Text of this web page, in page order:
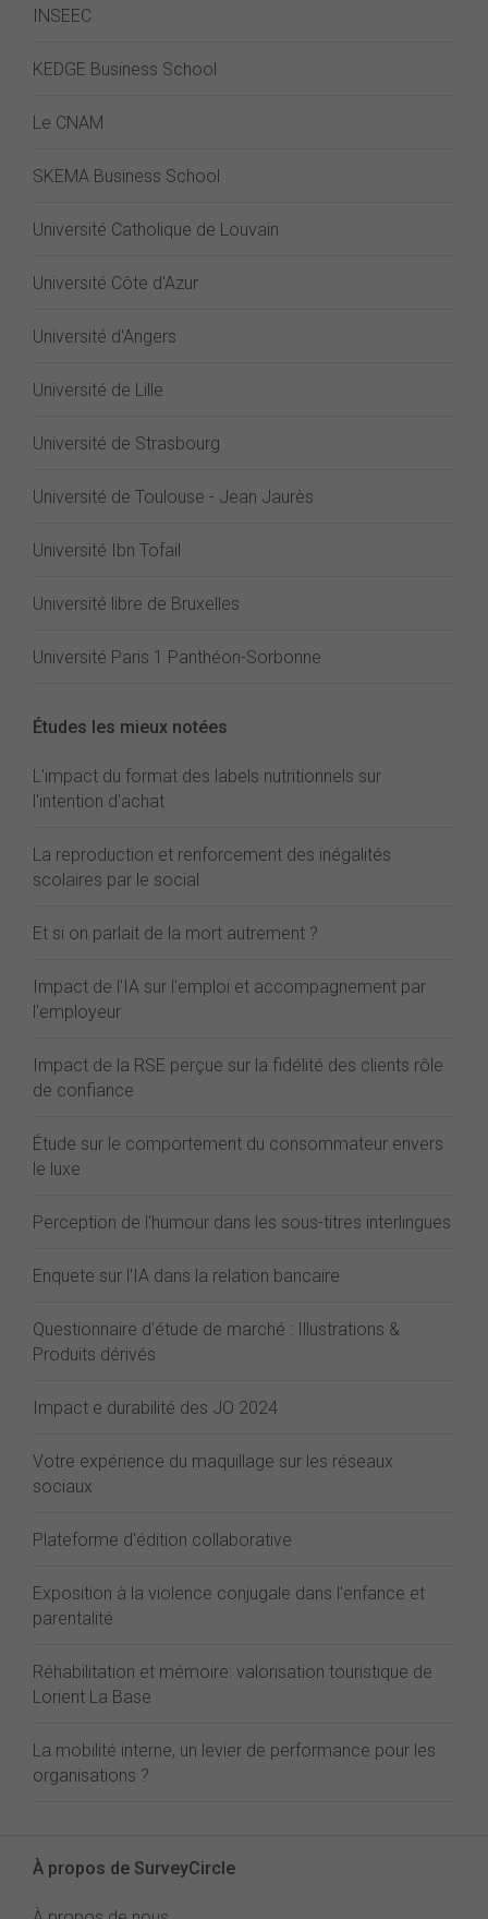
INSEEC
KEDGE Business School
Le CNAM
SKEMA Business School
Université Catholique de Louvain
Université Côte d'Azur
Université d'Angers
Université de Lille
Université de Strasbourg
Université de Toulouse - Jean Jaurès
Université Ibn Tofail
Université libre de Bruxelles
Université Paris 1 Panthéon-Sorbonne
Études les mieux notées
L'impact du format des labels nutritionnels sur
l'intention d'achat
La reproduction et renforcement des inégalités
scolaires par le social
Et si on parlait de la mort autrement ?
Impact de l'IA sur l'emploi et accompagnement par
l'employeur
Impact de la RSE perçue sur la fidélité des clients rôle
de confiance
Étude sur le comportement du consommateur envers
le luxe
Perception de l'humour dans les sous-titres interlingues
Enquete sur l'IA dans la relation bancaire
Questionnaire d'étude de marché : Illustrations &
Produits dérivés
Impact e durabilité des JO 2024
Votre expérience du maquillage sur les réseaux
sociaux
Plateforme d'édition collaborative
Exposition à la violence conjugale dans l'enfance et
parentalité
Réhabilitation et mémoire: valorisation touristique de
Lorient La Base
La mobilité interne, un levier de performance pour les
organisations ?
À propos de SurveyCircle